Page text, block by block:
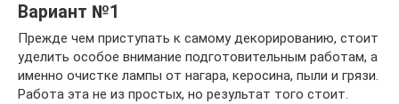
Вариант №1
Прежде чем приступать к самому декорированию, стоит
уделить особое внимание подготовительным работам, а
именно очистке лампы от нагара, керосина, пыли и грязи.
Работа эта не из простых, но результат того стоит.